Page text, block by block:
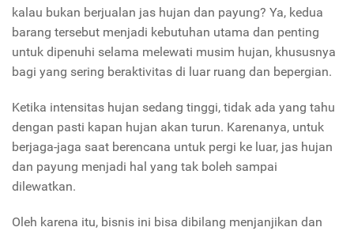
kalau bukan berjualan jas hujan dan payung? Ya, kedua
barang tersebut menjadi kebutuhan utama dan penting
untuk dipenuhi selama melewati musim hujan, khususnya
bagi yang sering beraktivitas di luar ruang dan bepergian.
Ketika intensitas hujan sedang tinggi, tidak ada yang tahu
dengan pasti kapan hujan akan turun. Karenanya, untuk
berjaga-jaga saat berencana untuk pergi ke luar, jas hujan
dan payung menjadi hal yang tak boleh sampai
dilewatkan.
Oleh karena itu, bisnis ini bisa dibilang menjanjikan dan